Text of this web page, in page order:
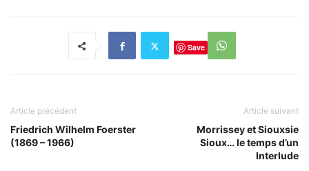
Save
Article précédent
Friedrich Wilhelm Foerster
(1869 – 1966)
Article suivant
Morrissey et Siouxsie
Sioux… le temps d’un
Interlude